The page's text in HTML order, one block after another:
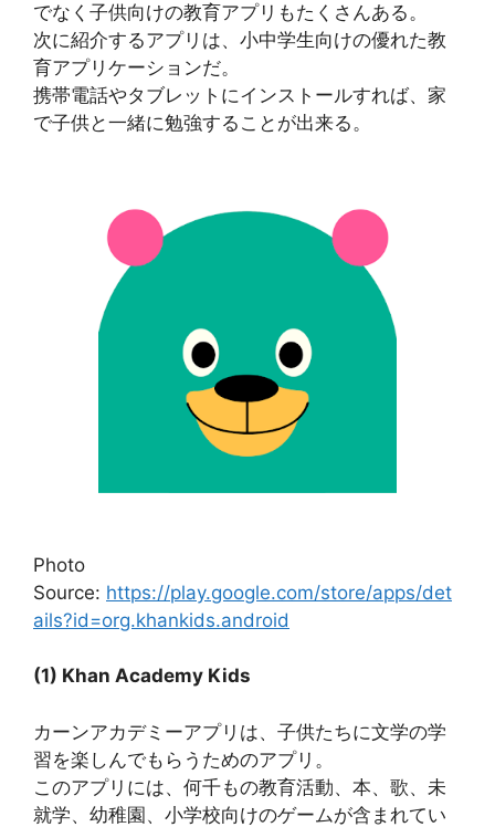
でなく子供向けの教育アプリもたくさんある。
次に紹介するアプリは、小中学生向けの優れた教
育アプリケーションだ。
携帯電話やタブレットにインストールすれば、家
で子供と一緒に勉強することが出来る。
Photo
Source: https://play.google.com/store/apps/det
ails?id=org.khankids.android
(1) Khan Academy Kids
カーンアカデミーアプリは、子供たちに文学の学
習を楽しんでもらうためのアプリ。
このアプリには、何千もの教育活動、本、歌、未
就学、幼稚園、小学校向けのゲームが含まれてい